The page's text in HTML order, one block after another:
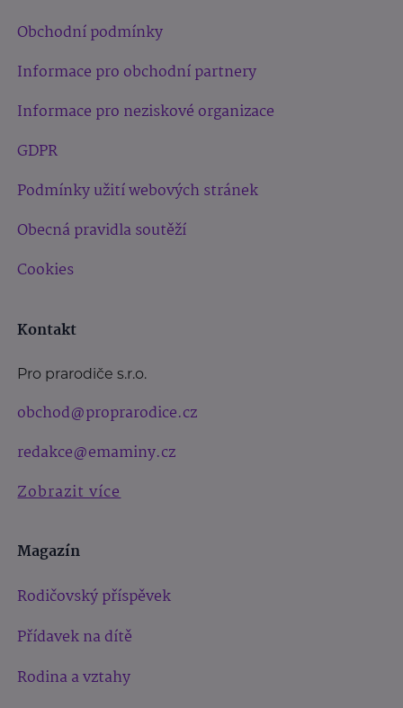
Obchodní podmínky
Informace pro obchodní partnery
Informace pro neziskové organizace
GDPR
Podmínky užití webových stránek
Obecná pravidla soutěží
Cookies
Kontakt
Pro prarodiče s.r.o.
obchod@proprarodice.cz
redakce@emaminy.cz
Zobrazit více
Magazín
Rodičovský příspěvek
Přídavek na dítě
Rodina a vztahy